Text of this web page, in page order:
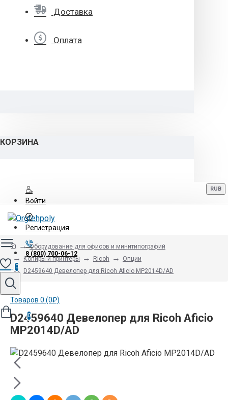
Доставка
Оплата
КОРЗИНА
Войти
Регистрация
8 (800) 700-06-12
RUB
0
Товаров 0 (0₽)
0
Оборудование для офисов и минитипографий
Копиры и принтеры
Ricoh
Опции
D2459640 Девелопер для Ricoh Aficio MP2014D/AD
D2459640 Девелопер для Ricoh Aficio
MP2014D/AD